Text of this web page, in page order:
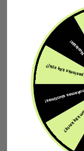
Produkto tipas:
Filtruoti pagal
Filtruoti pagal
Nemokamas
Gal pasiseks kitą
10%